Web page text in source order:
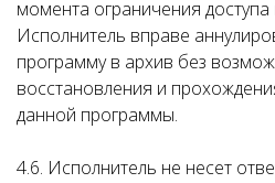
момента ограничения доступа
Исполнитель вправе
программу в архив без
восстановления и
данной программы.
4.6. Исполнитель не несет